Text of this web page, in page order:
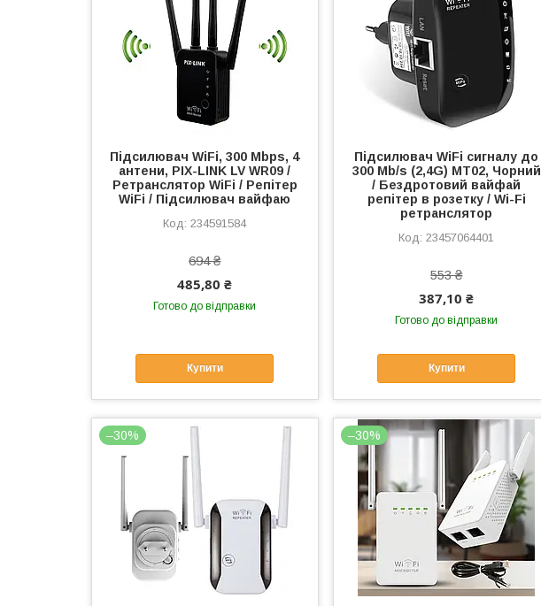
Підсилювач WiFi, 300 Mbps, 4
антени, PIX-LINK LV WR09 /
Ретранслятор WiFi / Репітер
WiFi / Підсилювач вайфаю
234591584
694 ₴
485,80 ₴
Готово до відправки
Купити
Підсилювач WiFi сигналу до
300 Mb/s (2,4G) МТ02, Чорний
/ Бездротовий вайфай
репітер в розетку / Wi-Fi
ретранслятор
23457064401
553 ₴
387,10 ₴
Готово до відправки
Купити
–30% –30%